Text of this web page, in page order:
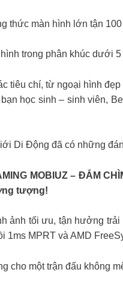
thức màn hình lớn tận
trong phân khúc dưới
tiêu chí, từ ngoại hình
học sinh – sinh viên,
Di Động đã có những
MOBIUZ – ĐẮM
tượng!
ảnh tối ưu, tận hưởng trải
1ms MPRT và AMD
cho một trận đấu không